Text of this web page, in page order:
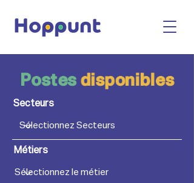
Postes disponibles
Secteurs
Métiers